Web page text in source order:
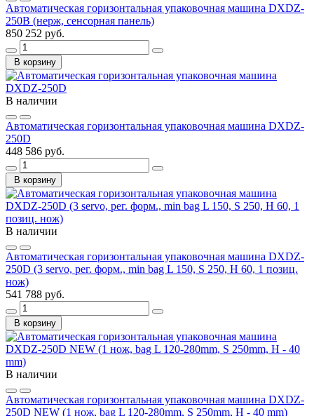
Автоматическая горизонтальная упаковочная машина DXDZ-
250B (нерж, сенсорная панель)
850 252 руб.
В корзину
В наличии
Автоматическая горизонтальная упаковочная машина DXDZ-
250D
448 586 руб.
В корзину
В наличии
Автоматическая горизонтальная упаковочная машина DXDZ-
250D (3 servo, рег. форм., min bag L 150, S 250, H 60, 1 позиц.
нож)
541 788 руб.
В корзину
В наличии
Автоматическая горизонтальная упаковочная машина DXDZ-
250D NEW (1 нож, bag L 120-280mm, S 250mm, H - 40 mm)